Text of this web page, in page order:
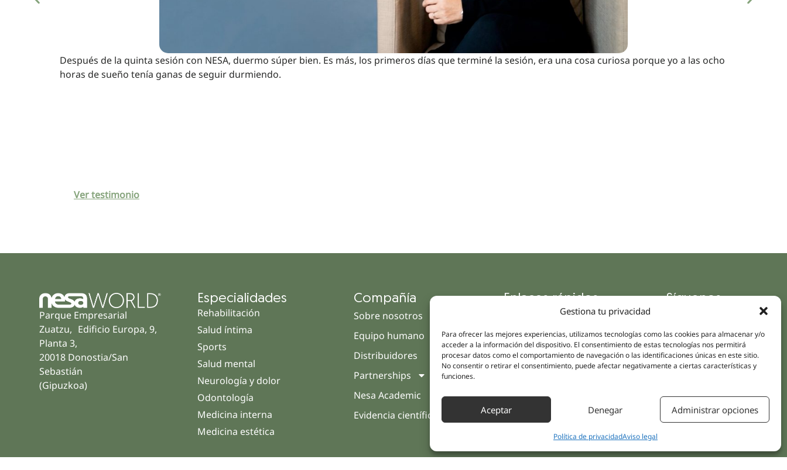
Gestiona tu privacidad
Para ofrecer las mejores experiencias, utilizamos tecnologías como las cookies para almacenar y/o
acceder a la información del dispositivo. El consentimiento de estas tecnologías nos permitirá
procesar datos como el comportamiento de navegación o las identificaciones únicas en este sitio.
No consentir o retirar el consentimiento, puede afectar negativamente a ciertas características y
funciones.
Aceptar Denegar Administrar opciones
Política de privacidadAviso legal
Después de la quinta sesión con NESA, duermo súper bien. Es más, los primeros días que terminé la sesión, era una cosa curiosa porque yo a las ocho
horas de sueño tenía ganas de seguir durmiendo.
Ver testimonio
Parque Empresarial
Zuatzu, Edificio Europa, 9,
Planta 3,
20018 Donostia/San
Sebastián
(Gipuzkoa)
Especialidades
Rehabilitación
Salud íntima
Sports
Salud mental
Neurología y dolor
Odontología
Medicina interna
Medicina estética
Compañía
Sobre nosotros
Equipo humano
Distribuidores
Partnerships
Nesa Academic
Evidencia científica
Enlaces rápidos
Tienda online
Clínicas
Opiniones
Contáctanos
Síguenos
LinkedIn
Youtube
Facebook